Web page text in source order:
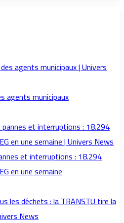
agents municipaux
et interruptions : 18.294
en une semaine